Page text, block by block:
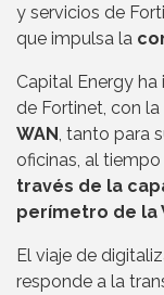
y servicios de
que impulsa la
Capital Energy
de Fortinet, con
WAN, tanto para
oficinas, al
través de la
perímetro de la
El viaje de
responde a la